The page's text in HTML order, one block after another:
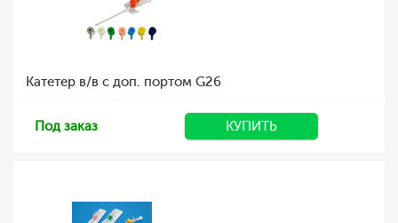
Катетер в/в с доп. портом G26
Под заказ КУПИТЬ